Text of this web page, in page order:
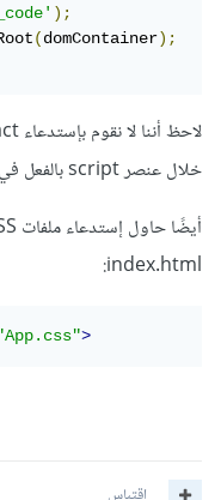
);
(domContainer);
خلال عنصر script بالفعل في ملف index.html.
index.html:
"App.css">